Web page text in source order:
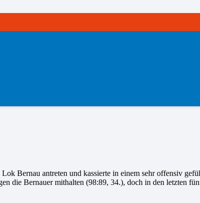
Bernau antreten und kassierte in einem sehr offensiv
die Bernauer mithalten (98:89, 34.), doch in den letzten